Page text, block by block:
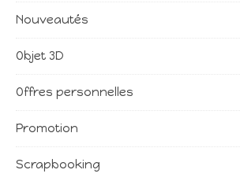
Nouveautés
Objet 3D
Offres personnelles
Promotion
Scrapbooking